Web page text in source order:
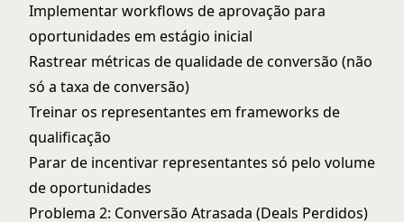
Implementar workflows de aprovação para
oportunidades em estágio inicial
Rastrear métricas de qualidade de conversão (não
só a taxa de conversão)
Treinar os representantes em frameworks de
qualificação
Parar de incentivar representantes só pelo volume
de oportunidades
Problema 2: Conversão Atrasada (Deals Perdidos)